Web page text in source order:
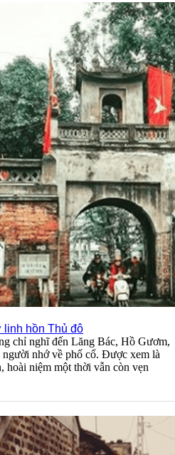
hồn Thủ đô
chỉ nghĩ đến Lăng Bác, Hồ Gươm,
nhớ về phố cổ. Được xem là
niệm một thời vẫn còn vẹn